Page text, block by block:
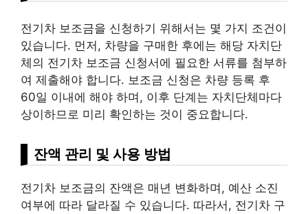
전기차 보조금을 신청하기 위해서는 몇 가지 조건이
있습니다. 먼저, 차량을 구매한 후에는 해당 자치단
체의 전기차 보조금 신청서에 필요한 서류를 첨부하
여 제출해야 합니다. 보조금 신청은 차량 등록 후
60일 이내에 해야 하며, 이후 단계는 자치단체마다
상이하므로 미리 확인하는 것이 중요합니다.
잔액 관리 및 사용 방법
전기차 보조금의 잔액은 매년 변화하며, 예산 소진
여부에 따라 달라질 수 있습니다. 따라서, 전기차 구